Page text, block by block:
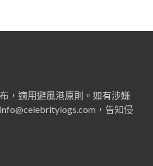
，適用避風港原則。如有涉嫌
info@celebritylogs.com ，告知侵